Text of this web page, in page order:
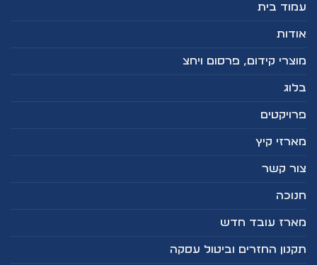
עמוד בית
אודות
מוצרי קידום, פרסום ויחצ
בלוג
פרויקטים
מארזי קיץ
צור קשר
חנוכה
מארז עובד חדש
תקנון החזרים וביטול עסקה